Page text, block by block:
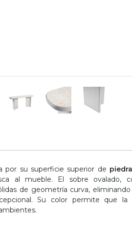
por su superficie superior de
al mueble. El sobre ovalado,
de geometría curva, eliminando
Su color permite que